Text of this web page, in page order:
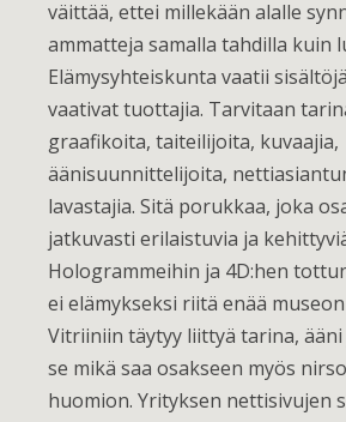
väittää, ettei millekään alalle
ammatteja samalla tahdilla kuin
Elämysyhteiskunta vaatii
vaativat tuottajia. Tarvitaan
graafikoita, taiteilijoita, kuvaajia,
äänisuunnittelijoita,
lavastajia. Sitä porukkaa, joka
jatkuvasti erilaistuvia ja
Hologrammeihin ja 4D:hen
ei elämykseksi riitä enää
Vitriiniin täytyy liittyä tarina, ääni
se mikä saa osakseen myös
huomion. Yrityksen nettisivujen